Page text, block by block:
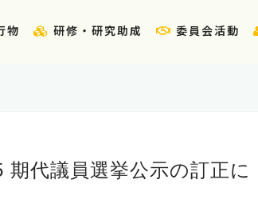
物 研修・研究助成 委員会活動
代議員選挙公示の訂正に